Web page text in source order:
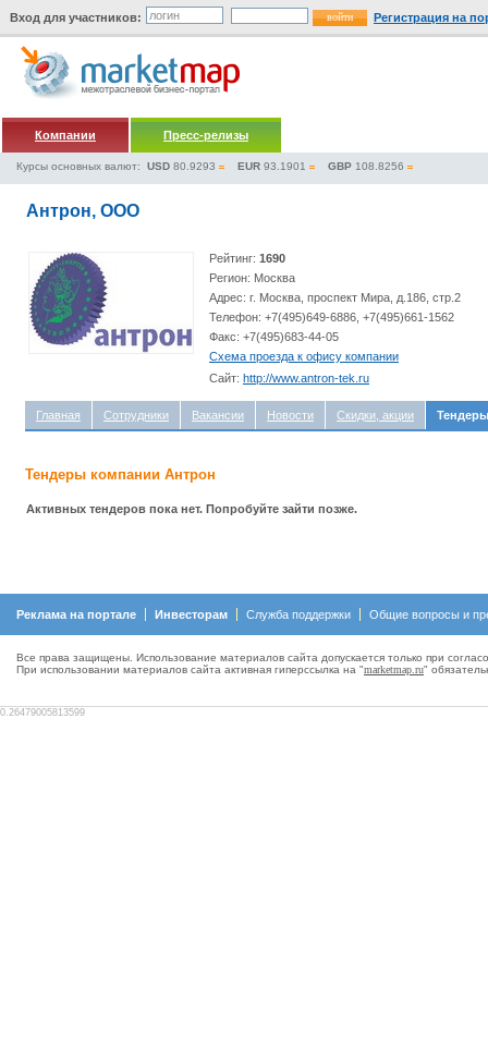
Вход для участников: Регистрация на
Компании Пресс-релизы
Курсы основных валют: USD 80.9293 EUR 93.1901 GBP 108.8256
Антрон, ООО
Рейтинг: 1690
Регион: Москва
Адрес: г. Москва, проспект Мира, д.186, стр.2
Телефон: +7(495)649-6886, +7(495)661-1562
Факс: +7(495)683-44-05
Схема проезда к офису компании
Сайт: http://www.antron-tek.ru
Главная Сотрудники Вакансии Новости Скидки, акции Тендеры
Тендеры компании Антрон
Активных тендеров пока нет. Попробуйте зайти позже.
Реклама на портале Инвесторам Служба поддержки Общие вопросы и
Все права защищены. Использование материалов сайта допускается только при
При использовании материалов сайта активная гиперсcылка на "marketmap.ru"
0.26479005813599